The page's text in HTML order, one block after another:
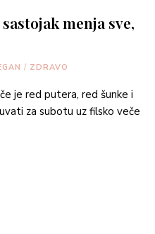
menja sve,
/ ZDRAVO
je red putera, red šunke i
za subotu uz filsko veče